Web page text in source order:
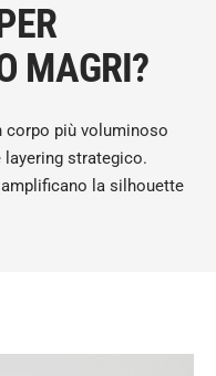
MAGRI?
corpo più voluminoso
strategico.
la silhouette